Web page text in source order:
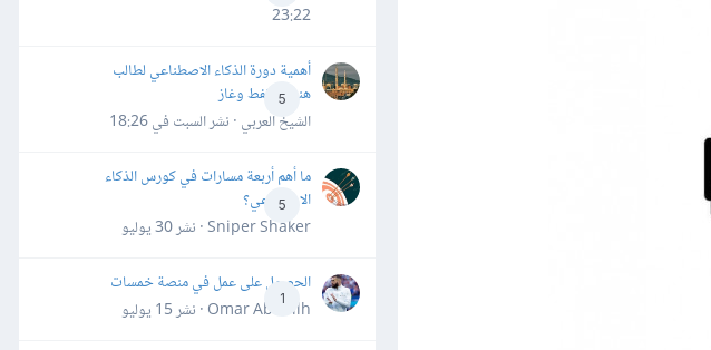
23:22
5
أهمية دورة الذكاء الاصطناعي لطالب
هندسة نفط وغاز
الشيخ العربي · نشرالسبت في 18:26
5
ما أهم أربعة مسارات في كورس الذكاء
الاصطناعي؟
Sniper Shaker · نشر
30 يوليو
1
الحصول على عمل في منصة خمسات
Omar Abdallh · نشر
15 يوليو